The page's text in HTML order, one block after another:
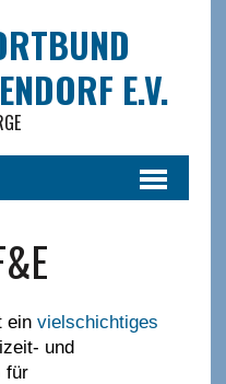
E.V.
ein vielschichtiges
und
für